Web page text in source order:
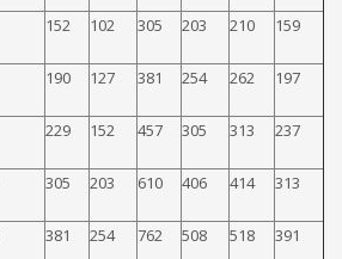
152 102 305 203 210 159
190 127 381 254 262 197
229 152 457 305 313 237
305 203 610 406 414 313
381 254 762 508 518 391